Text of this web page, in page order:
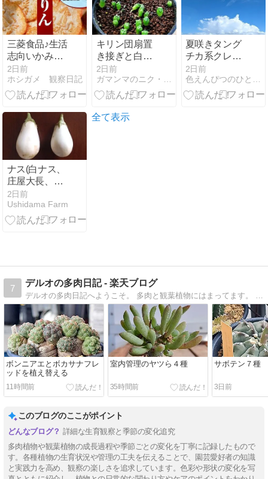
三菱食品♪生活
志向いかみり
ん(^-^)v
2日前
ホシガメ 観察日記
キリン団扇置
き接ぎと白玉
ほか
2日前
夏咲きタング
チカ系クレマ
チス『マイエ
ンジェル』と
毎日水やり多
2日前
ナス(白ナス、
庄屋大長、マ
ー坊)の収穫
2日前
Ushidama Farm
全て表示
7
デルオの多肉日記 - 楽天ブログ
ボンニアエとボカサナフレ
ッドを植え替える
11時間前
室内管理のヤツら４種
35時間前
サボテン７種
3日前
このブログのここがポイント
詳細な生育観察と季節の変化追究
多肉植物や観葉植物の成長過程や季節ごとの変化を丁寧に記録したもので
す。各種植物の生育状況や管理の工夫を伝えることで、園芸愛好者の知識
と実践力を高め、観察の楽しさを追求しています。色彩や形状の変化を写